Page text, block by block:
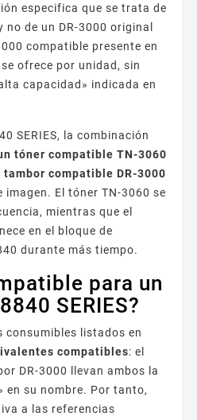
especifica que se trata de
no de un DR-3000 original
compatible presente en
ofrece por unidad, sin
capacidad» indicada en
SERIES, la combinación
tóner compatible TN-3060
tambor compatible DR-3000
El tóner TN-3060 se
mientras que el
en el bloque de
durante más tiempo.
para un
SERIES?
consumibles listados en
compatibles: el
DR-3000 llevan ambos la
en su nombre. Por tanto,
a las referencias